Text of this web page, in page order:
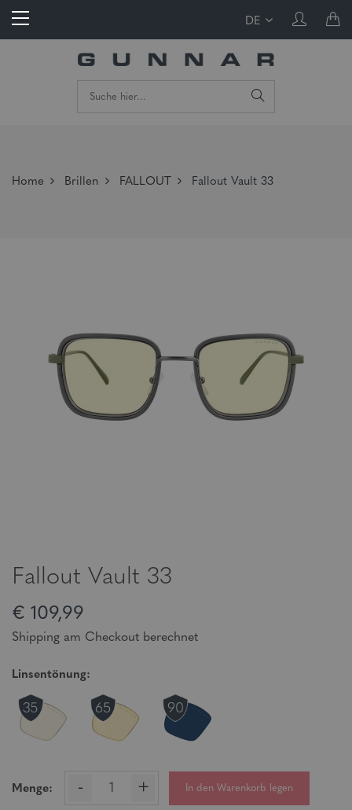
DE
Home Brillen FALLOUT Fallout Vault 33
Fallout Vault 33
€ 109,99
Shipping am Checkout berechnet
Linsentönung:
Menge: - + In den Warenkorb legen